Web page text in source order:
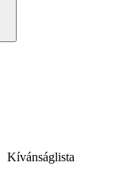
Kívánságlista